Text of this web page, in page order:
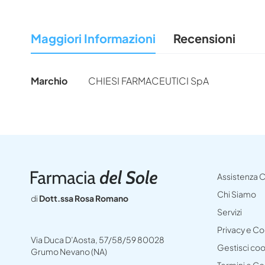
galleria
di
Maggiori Informazioni
Maggiori
Marchio CHIESI FARMACEUTICI SpA
Recensioni
di Dott.ssa Rosa Romano
Via Duca D’Aosta, 57/58/59 80028
Grumo Nevano (NA)
Assistenza
Chi Siamo
Servizi
Privacy e
Gestisci